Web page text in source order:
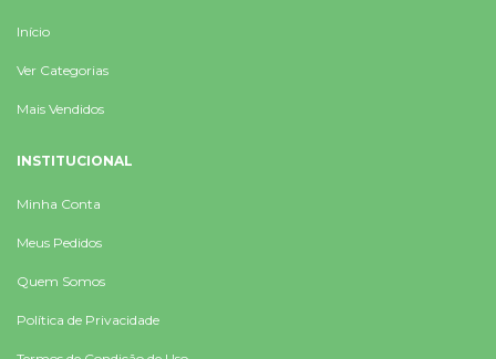
Início
Ver Categorias
Mais Vendidos
INSTITUCIONAL
Minha Conta
Meus Pedidos
Quem Somos
Política de Privacidade